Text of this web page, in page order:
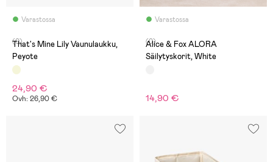
Varastossa
(0)
That's Mine Lily Vaunulaukku,
Peyote
24,90 €
Ovh: 26,90 €
Varastossa
(0)
Alice & Fox ALORA
Säilytyskorit, White
14,90 €